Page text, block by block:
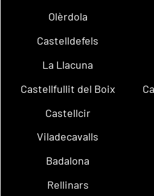
Olèrdola
Castelldefels
La Llacuna
Castellfullit del Boix
Castellcir
Viladecavalls
Badalona
Rellinars